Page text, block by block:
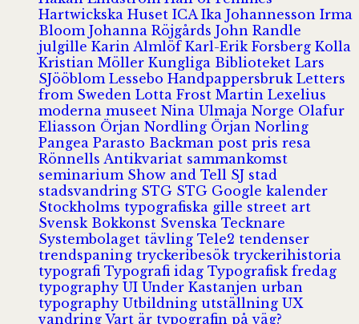
Hartwickska Huset ICA Ika Johannesson Irma
Bloom Johanna Röjgårds John Randle
julgille Karin Almlöf Karl-Erik Forsberg Kolla
Kristian Möller Kungliga Biblioteket Lars
SJööblom Lessebo Handpappersbruk Letters
from Sweden Lotta Frost Martin Lexelius
moderna museet Nina Ulmaja Norge Olafur
Eliasson Örjan Nordling Örjan Norling
Pangea Parasto Backman post pris resa
Rönnells Antikvariat sammankomst
seminarium Show and Tell SJ stad
stadsvandring STG STG Google kalender
Stockholms typografiska gille street art
Svensk Bokkonst Svenska Tecknare
Systembolaget tävling Tele2 tendenser
trendspaning tryckeribesök tryckerihistoria
typografi Typografi idag Typografisk fredag
typography UI Under Kastanjen urban
typography Utbildning utställning UX
vandring Vart är typografin på väg?